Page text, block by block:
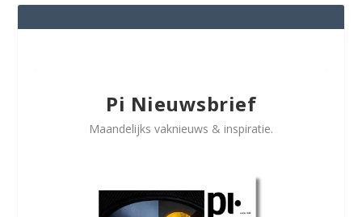
Pi Nieuwsbrief
Maandelijks vaknieuws & inspiratie.